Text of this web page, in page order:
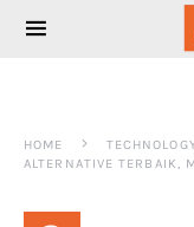
SEARCH FOR:
HOME
ALTERNATIVE TERBAIK,